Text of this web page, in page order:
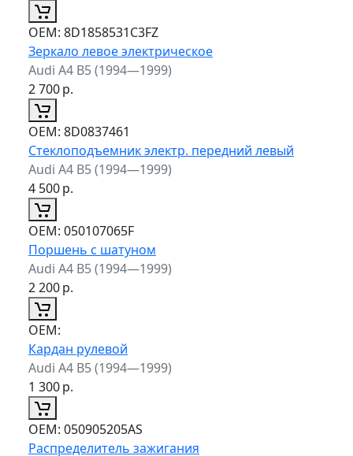
ОЕМ: 8D1858531C3FZ
Зеркало левое электрическое
Audi A4 B5 (1994—1999)
2 700р.
ОЕМ: 8D0837461
Стеклоподъемник электр. передний левый
Audi A4 B5 (1994—1999)
4 500р.
ОЕМ: 050107065F
Поршень с шатуном
Audi A4 B5 (1994—1999)
2 200р.
ОЕМ:
Кардан рулевой
Audi A4 B5 (1994—1999)
1 300р.
ОЕМ: 050905205AS
Распределитель зажигания